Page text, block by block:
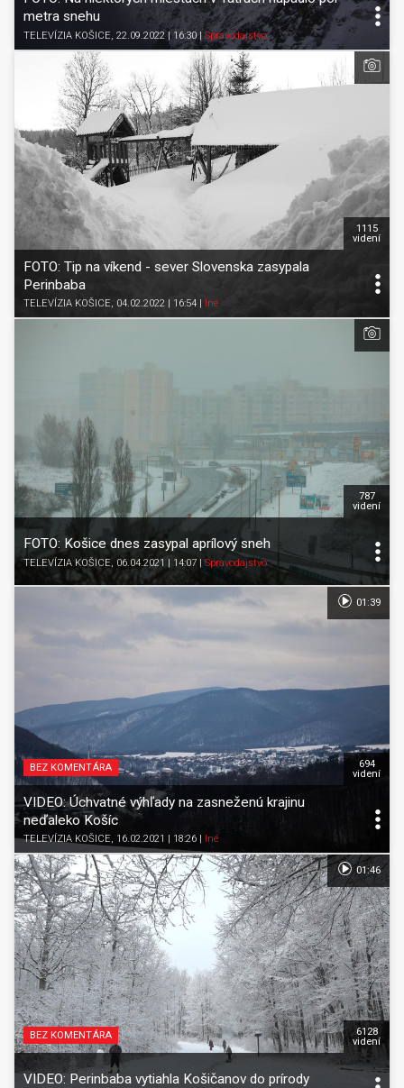
metra snehu
TELEVÍZIA KOŠICE, 22.09.2022 | 16:30|Spravodajstvo
FOTO: Tip na víkend - sever Slovenska zasypala
Perinbaba
TELEVÍZIA KOŠICE, 04.02.2022 | 16:54 Iné
1115
videní
FOTO: Košice dnes zasypal aprílový sneh
TELEVÍZIA KOŠICE , 06.04.2021 | 14:07 |Spravodajstvo
787
videní
BEZ KOMENTÁRA
VIDEO: Úchvatné výhľady na zasneženú krajinu
neďaleko Košíc
TELEVÍZIA KOŠICE, 16.02.2021 | 18:26 Iné
694
videní
01:39
BEZ KOMENTÁRA
VIDEO: Perinbaba vytiahla Košičanov do prírody
6128
videní
01:46